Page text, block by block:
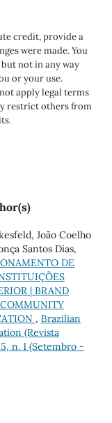
credit, provide a
were made. You
not in any way
or your use.
apply legal terms
restrict others from
João Coelho
Santos Dias,
DE
| BRAND
, Brazilian
(Revista
n. 1 (Setembro -